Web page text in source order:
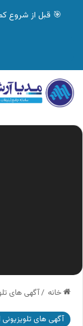
نمایشگر
ویدیو
خانه /آگهی های
آگهی های تلویزیونی